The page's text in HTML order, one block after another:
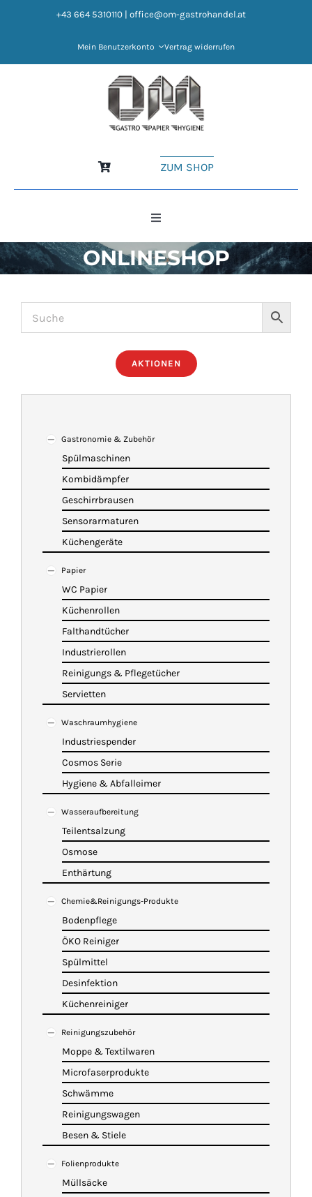
+43 664 5310110 office@om-gastrohandel.at
Mein Benutzerkonto Vertrag widerrufen
ZUM SHOP
Toggle
HOME
NEWS
IMBISSANHÄNGER
KATALOG
WARENKORB
ONLINESHOP
AKTIONEN
Gastronomie & Zubehör
Spülmaschinen
Kombidämpfer
Geschirrbrausen
Sensorarmaturen
Küchengeräte
Papier
WC Papier
Küchenrollen
Falthandtücher
Industrierollen
Reinigungs & Pflegetücher
Servietten
Waschraumhygiene
Industriespender
Cosmos Serie
Hygiene & Abfalleimer
Wasseraufbereitung
Teilentsalzung
Osmose
Enthärtung
Chemie&Reinigungs-Produkte
Bodenpflege
ÖKO Reiniger
Spülmittel
Desinfektion
Küchenreiniger
Reinigungszubehör
Moppe & Textilwaren
Microfaserprodukte
Schwämme
Reinigungswagen
Besen & Stiele
Folienprodukte
Müllsäcke